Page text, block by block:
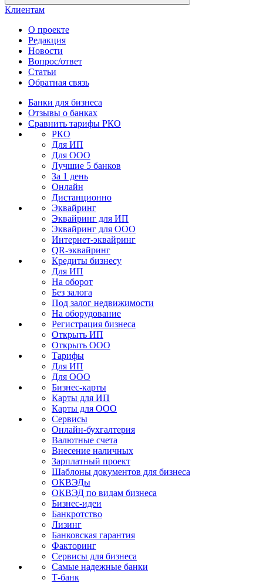
Клиентам
О проекте
Редакция
Новости
Вопрос/ответ
Статьи
Обратная связь
Банки для бизнеса
Отзывы о банках
Сравнить тарифы РКО
РКО
Для ИП
Для ООО
Лучшие 5 банков
За 1 день
Онлайн
Дистанционно
Эквайринг
Эквайринг для ИП
Эквайринг для ООО
Интернет-эквайринг
QR-эквайринг
Кредиты бизнесу
Для ИП
На оборот
Без залога
Под залог недвижимости
На оборудование
Регистрация бизнеса
Открыть ИП
Открыть ООО
Тарифы
Для ИП
Для ООО
Бизнес-карты
Карты для ИП
Карты для ООО
Сервисы
Онлайн-бухгалтерия
Валютные счета
Внесение наличных
Зарплатный проект
Шаблоны документов для бизнеса
ОКВЭДы
ОКВЭД по видам бизнеса
Бизнес-идеи
Банкротство
Лизинг
Банковская гарантия
Факторинг
Сервисы для бизнеса
Самые надежные банки
Т-банк